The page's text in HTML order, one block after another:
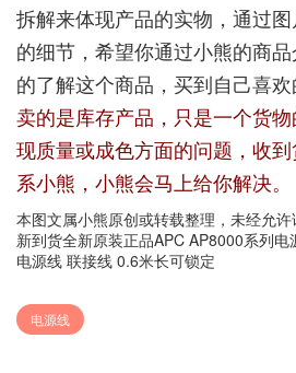
拆解来体现产品的实物，通过
的细节，希望你通过小熊的商
的了解这个商品，买到自己喜欢
卖的是库存产品，只是一个货
现质量或成色方面的问题，收
系小熊，小熊会马上给你解决。
本图文属小熊原创或转载整理，未经允
新到货全新原装正品APC AP8000系列
电源线 联接线 0.6米长可锁定
电源线